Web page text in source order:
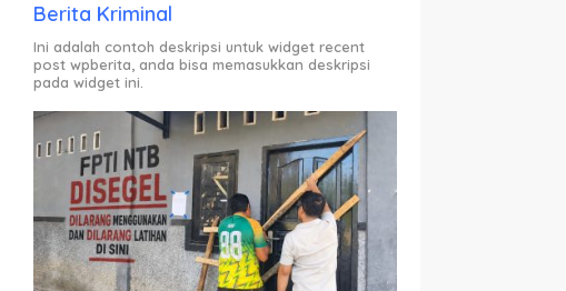
Berita Kriminal
Ini adalah contoh deskripsi untuk widget recent
post wpberita, anda bisa memasukkan deskripsi
pada widget ini.